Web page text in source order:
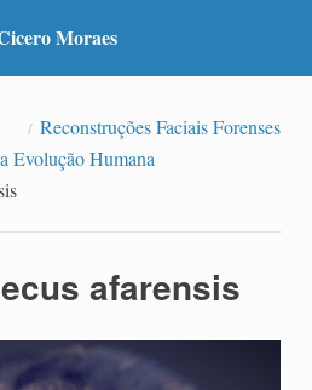
Moraes
Reconstruções Faciais Forenses
Evolução Humana
afarensis